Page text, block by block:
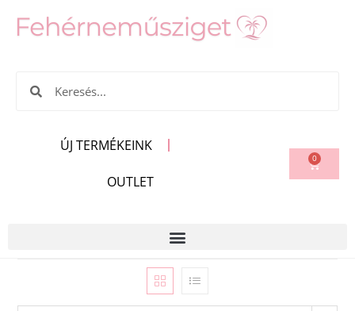
ÚJ TERMÉKEINK
OUTLET
0